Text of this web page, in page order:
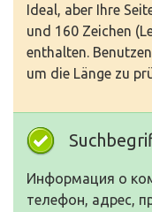
Ideal, aber Ihre
und 160 Zeichen
enthalten.
um die Länge zu
Информация о
телефон, адрес,